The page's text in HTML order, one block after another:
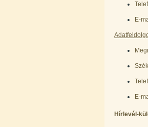
E-
E-
Hírlevél-